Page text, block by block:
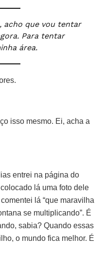
acho que vou tentar
Para tentar
área.
isso mesmo. Ei, acha a
entrei na página do
lá uma foto dele
lá “que maravilha
se multiplicando”. É
sabia? Quando essas
o mundo fica melhor. É